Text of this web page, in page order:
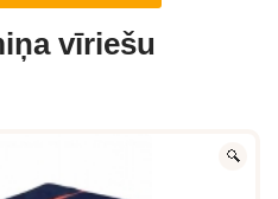
vīriešu